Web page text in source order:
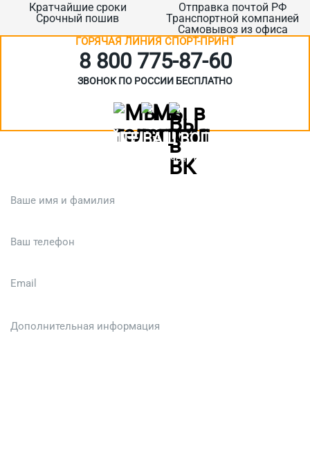
Кратчайшие сроки
Срочный пошив
Отправка почтой РФ
Транспортной компанией
Самовывоз из офиса
ГОРЯЧАЯ ЛИНИЯ СПОРТ-ПРИНТ
8 800 775‑87-60
ЗВОНОК ПО РОССИИ БЕСПЛАТНО
ЗАДАЙТЕ ВАШ ВОПРОС
Или кратко опишите ситуацию. Мы очень быстро свяжемся с вами